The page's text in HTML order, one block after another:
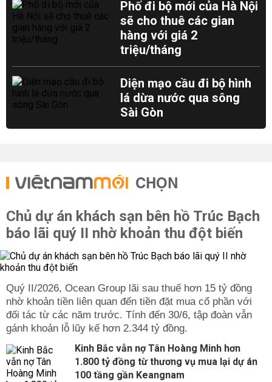
Phố đi bộ mới của Hà Nội
sẽ cho thuê các gian
hàng với giá 2
triệu/tháng
Diện mạo cầu đi bộ hình
lá dừa nước qua sông
Sài Gòn
CHỌN
Chủ dự án khách sạn bên hồ Trúc Bạch
báo lãi quý II nhờ khoản thu đột biến
Quý II/2026, Ocean Group lãi sau thuế hơn 15 tỷ đồng
nhờ khoản tiền liên quan đến tiền đặt mua cổ phần với
đối tác từ các năm trước. Tính đến 30/6, tập đoàn vẫn
gánh khoản lỗ lũy kế hơn 2.344 tỷ đồng.
Kinh Bắc vẫn nợ Tân Hoàng Minh hơn
1.800 tỷ đồng từ thương vụ mua lại dự án
100 tầng gần Keangnam